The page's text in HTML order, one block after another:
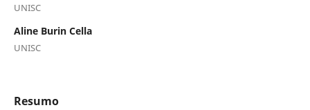
UNISC
Aline Burin Cella
UNISC
Resumo